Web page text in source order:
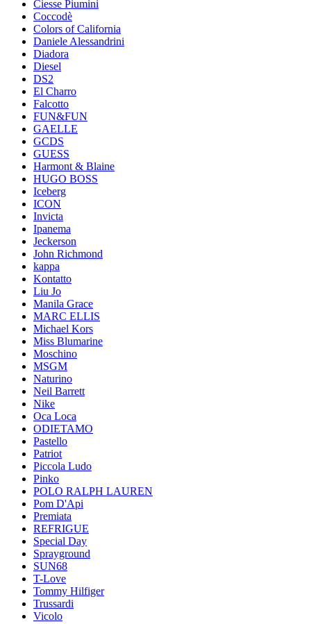
Ciesse Piumini
Coccodè
Colors of California
Daniele Alessandrini
Diadora
Diesel
DS2
El Charro
Falcotto
FUN&FUN
GAELLE
GCDS
GUESS
Harmont & Blaine
HUGO BOSS
Iceberg
ICON
Invicta
Ipanema
Jeckerson
John Richmond
kappa
Kontatto
Liu Jo
Manila Grace
MARC ELLIS
Michael Kors
Miss Blumarine
Moschino
MSGM
Naturino
Neil Barrett
Nike
Oca Loca
ODIETAMO
Pastello
Patriot
Piccola Ludo
Pinko
POLO RALPH LAUREN
Pom D'Api
Premiata
REFRIGUE
Special Day
Sprayground
SUN68
T-Love
Tommy Hilfiger
Trussardi
Vicolo